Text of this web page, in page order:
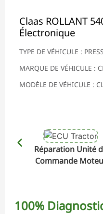
Claas ROLLANT
Électronique
TYPE DE VÉHICULE :
MARQUE DE VÉHICULE :
MODÈLE DE VÉHICULE :
Réparation Unité
Commande
100%